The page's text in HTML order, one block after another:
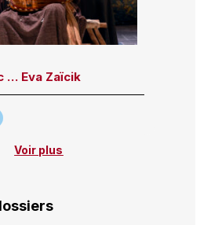
… Eva Zaïcik
Voir plus